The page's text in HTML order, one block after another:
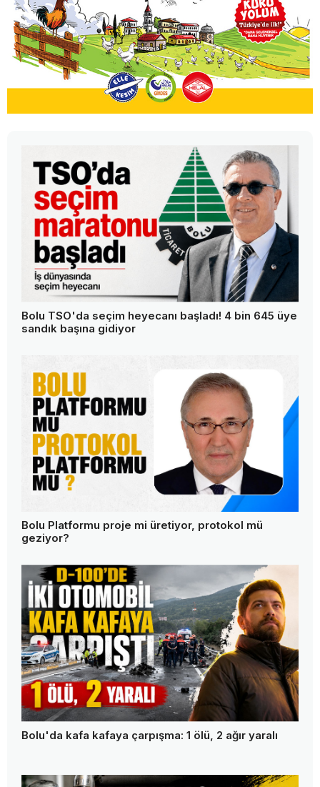
Bolu TSO'da seçim heyecanı başladı! 4 bin 645 üye
sandık başına gidiyor
Bolu Platformu proje mi üretiyor, protokol mü
geziyor?
Bolu'da kafa kafaya çarpışma: 1 ölü, 2 ağır yaralı